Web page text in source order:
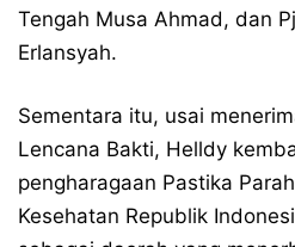
Tengah Musa Ahmad, dan
Erlansyah.
Sementara itu, usai
Lencana Bakti, Helldy
pengharagaan Pastika
Kesehatan Republik